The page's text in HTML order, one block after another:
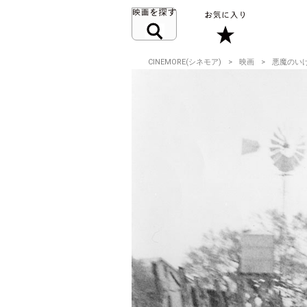
CINEMORE(シネモア) 映画 悪魔のい